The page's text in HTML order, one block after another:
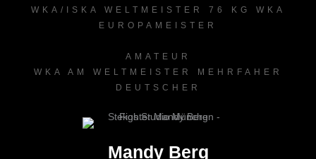
WKA/ISKA WELTMEISTER 76 KG WKA
EUROPAMEISTER
AMATEUR
WKA AM WELTMEISTER MEHRFAHER
DEUTSCHER
Mandy Berg